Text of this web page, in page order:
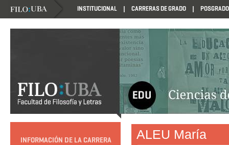
INSTITUCIONAL CARRERAS DE GRADO POSGRADO
HTTP://EDUCACION.FILO.UBA.AR/PROGRAMACION1985
INFORMACIÓN DE LA CARRERA
ALEU María